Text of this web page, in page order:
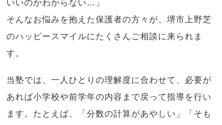
いいのかわからない…」
そんなお悩みを抱えた保護者の方々が、堺市上野芝
のハッピースマイルにたくさんご相談に来られま
す。
当塾では、一人ひとりの理解度に合わせて、必要が
あれば小学校や前学年の内容まで戻って指導を行い
ます。たとえば、「分数の計算があやしい」「そも